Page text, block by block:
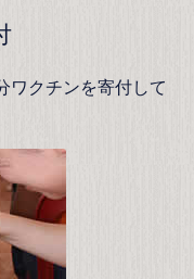
ワクチンを寄付して